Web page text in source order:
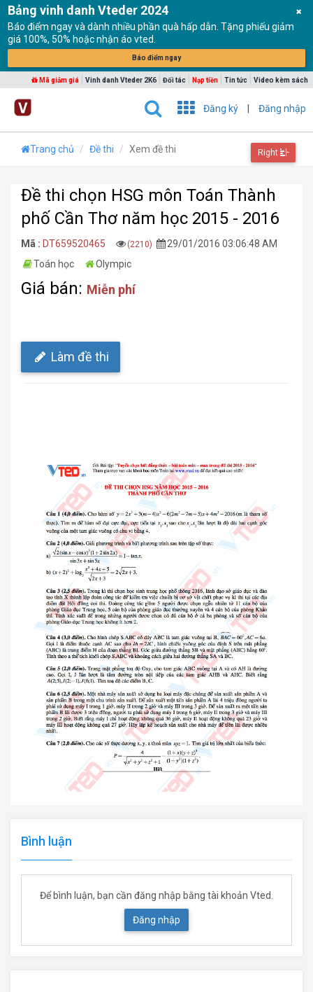
Bảng vinh danh Vteder 2024
Báo điểm ngay và dành nhiều phần quà hấp dẫn. Tặng phiếu giảm
giá 100%, 50% hoặc nhận áo vted.
Báo điểm ngay
Mã giảm giá Vinh danh Vteder 2K6 Đối tác Nạp tiền Tin tức Video kèm sách
Đăng ký Đăng nhập
Trang chủ Đề thi Xem đề thi Right
Đề thi chọn HSG môn Toán Thành
phố Cần Thơ năm học 2015 - 2016
Mã : DT659520465 (2210)
29/01/2016 03:06:48 AM
Toán học
Olympic
Giá bán: Miễn phí
Làm đề thi
Bình luận
Để bình luận, bạn cần đăng nhập bằng tài khoản Vted.
Đăng nhập